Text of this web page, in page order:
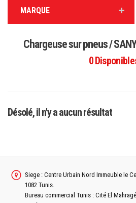
MARQUE
Chargeuse sur pneus /
0
Désolé, il n'y a aucun résultat
Siege : Centre Urbain Nord Immeuble le
1082 Tunis.
Bureau commercial Tunis : Cité El